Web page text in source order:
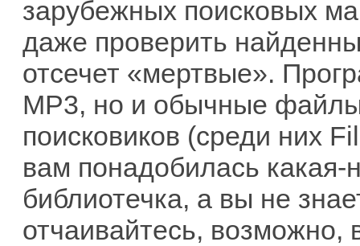
зарубежных поисковых
даже проверить
отсечет «мертвые».
MP3, но и обычные
поисковиков (среди них
вам понадобилась какая-
библиотечка, а вы не
отчаивайтесь,